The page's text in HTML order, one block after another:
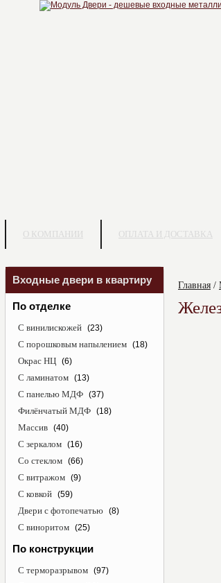
О КОМПАНИИ ОПЛАТА И ДОСТАВКА
Главная /
Входные двери в квартиру
По отделке
С винилискожей (23)
С порошковым напылением (18)
Окрас НЦ (6)
С ламинатом (13)
С панелью МДФ (37)
Филёнчатый МДФ (18)
Массив (40)
С зеркалом (16)
Со стеклом (66)
С витражом (9)
С ковкой (59)
Двери с фотопечатью (8)
С виноритом (25)
По конструкции
С терморазрывом (97)